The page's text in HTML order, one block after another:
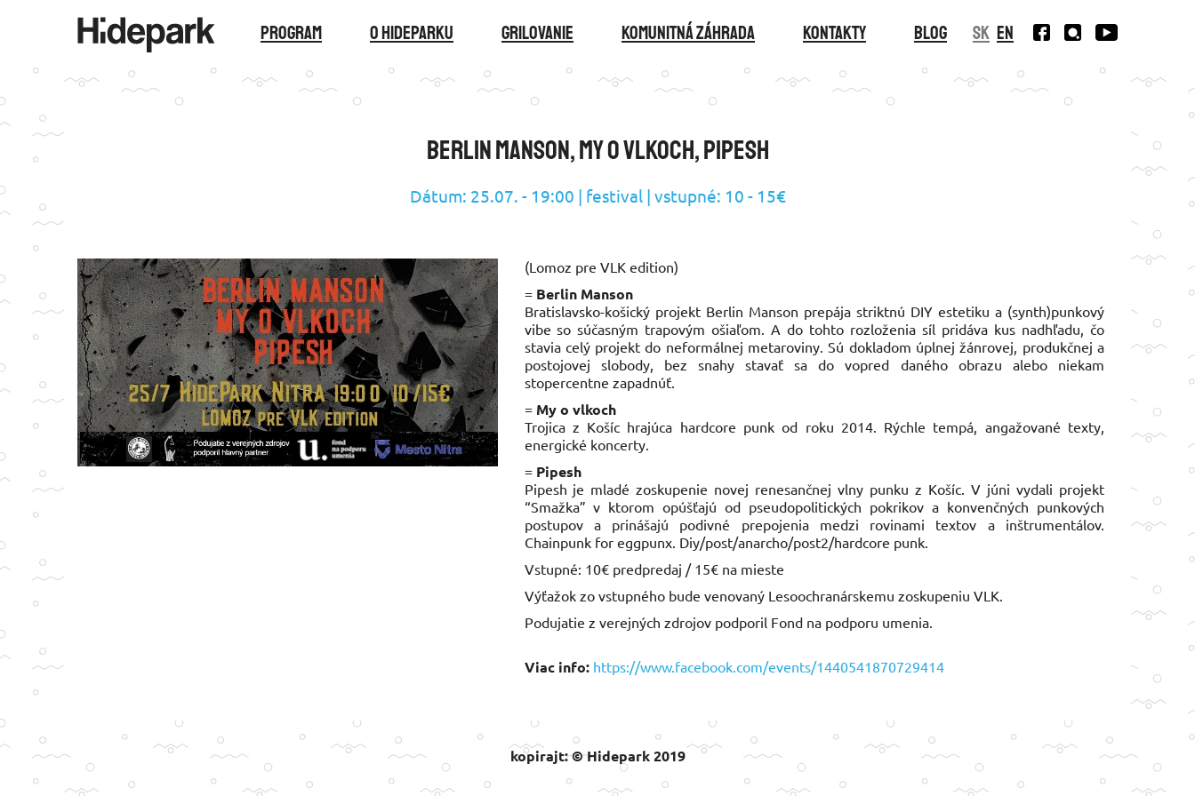
Program O Hideparku GRILOVANIE KOMUNITNÁ ZÁHRADA Kontakty Blog SK EN
Berlin Manson, My o vlkoch, Pipesh
Dátum: 25.07. - 19:00 | festival | vstupné: 10 - 15€
(Lomoz pre VLK edition)
= Berlin Manson
Bratislavsko-košický projekt Berlin Manson prepája striktnú DIY estetiku a (synth)punkový
vibe so súčasným trapovým ošiaľom. A do tohto rozloženia síl pridáva kus nadhľadu, čo
stavia celý projekt do neformálnej metaroviny. Sú dokladom úplnej žánrovej, produkčnej a
postojovej slobody, bez snahy stavať sa do vopred daného obrazu alebo niekam
stopercentne zapadnúť.
= My o vlkoch
Trojica z Košíc hrajúca hardcore punk od roku 2014. Rýchle tempá, angažované texty,
energické koncerty.
= Pipesh
Pipesh je mladé zoskupenie novej renesančnej vlny punku z Košíc. V júni vydali projekt
“Smažka” v ktorom opúšťajú od pseudopolitických pokrikov a konvenčných punkových
postupov a prinášajú podivné prepojenia medzi rovinami textov a inštrumentálov.
Chainpunk for eggpunx. Diy/post/anarcho/post2/hardcore punk.
Vstupné: 10€ predpredaj / 15€ na mieste
Výťažok zo vstupného bude venovaný Lesoochranárskemu zoskupeniu VLK.
Podujatie z verejných zdrojov podporil Fond na podporu umenia.
Viac info: https://www.facebook.com/events/1440541870729414
kopirajt: © Hidepark 2019